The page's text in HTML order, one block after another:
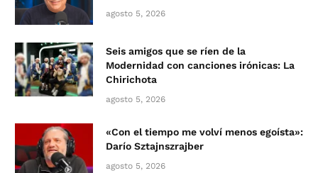
agosto 5, 2026
Seis amigos que se ríen de la
Modernidad con canciones irónicas: La
Chirichota
agosto 5, 2026
«Con el tiempo me volví menos egoísta»:
Darío Sztajnszrajber
agosto 5, 2026